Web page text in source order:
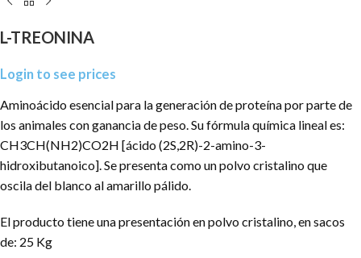
L-TREONINA
Login to see prices
Aminoácido esencial para la generación de proteína por parte de
los animales con ganancia de peso. Su fórmula química lineal es:
CH3CH(NH2)CO2H [ácido (2S,2R)-2-amino-3-
hidroxibutanoico]. Se presenta como un polvo cristalino que
oscila del blanco al amarillo pálido.
El producto tiene una presentación en polvo cristalino, en sacos
de: 25 Kg